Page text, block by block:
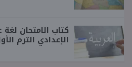
كتاب الامتحان
الإعدادي الترم الأول